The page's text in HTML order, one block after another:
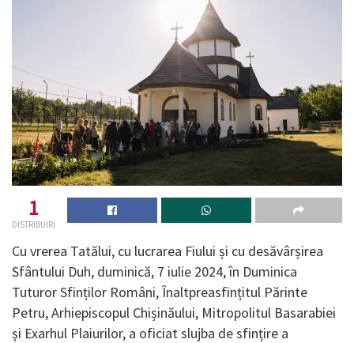
1
DISTRIBUIRI
Cu vrerea Tatălui, cu lucrarea Fiului și cu desăvârșirea
Sfântului Duh, duminică, 7 iulie 2024, în Duminica
Tuturor Sfinților Români, Înaltpreasfințitul Părinte
Petru, Arhiepiscopul Chișinăului, Mitropolitul Basarabiei
și Exarhul Plaiurilor, a oficiat slujba de sfințire a